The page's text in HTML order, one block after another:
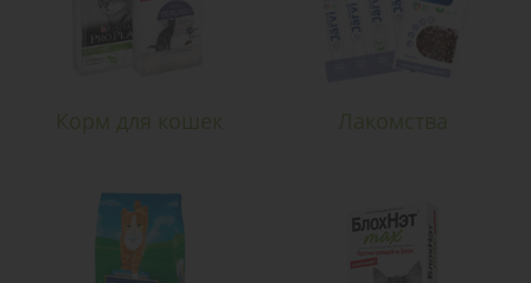
Корм для кошек Лакомства